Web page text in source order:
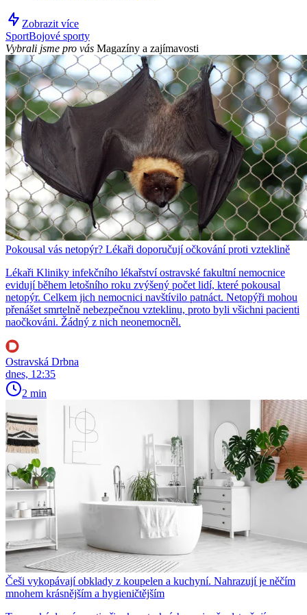
Zobrazit více
SportBojové sporty
Vybrali jsme pro vás Magazíny a zajímavosti
Pokousal vás netopýr? Lékaři doporučují očkování proti vzteklině
Lékaři Kliniky infekčního lékařství ostravské fakultní nemocnice
evidují během letošního roku zvýšený počet lidí, které pokousal
netopýr. Celkem jich nemocnici navštívilo patnáct. Netopýři mohou
přenášet smrtelně nebezpečnou vzteklinu, proto byli všichni pacienti
naočkováni. Žádný z nich neonemocněl.
Ostravská Drbna
dnes, 12:35
2 min
Češi vykopávají obklady z koupelen a kuchyní. Nahrazují je něčím
mnohem krásnějším a hygieničtějším